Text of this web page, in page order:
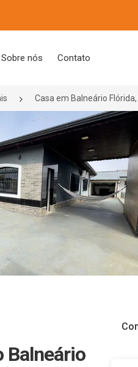
Sobre nós Contato
Casa em Balneário
Balneário